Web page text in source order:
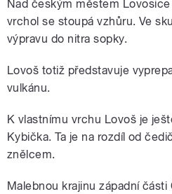
Nad českým městem
vrchol se stoupá vzhůru. Ve
výpravu do nitra sopky.
Lovoš totiž představuje
vulkánu.
K vlastnímu vrchu Lovoš je
Kybička. Ta je na rozdíl od
znělcem.
Malebnou krajinu západní